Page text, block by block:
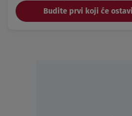
Budite prvi koji će